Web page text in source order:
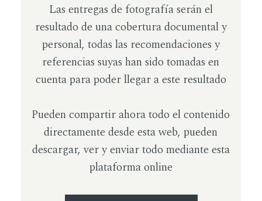
Las entregas de fotografía serán el
resultado de una cobertura documental y
personal, todas las recomendaciones y
referencias suyas han sido tomadas en
cuenta para poder llegar a este resultado
Pueden compartir ahora todo el contenido
directamente desde esta web, pueden
descargar, ver y enviar todo mediante esta
plataforma online